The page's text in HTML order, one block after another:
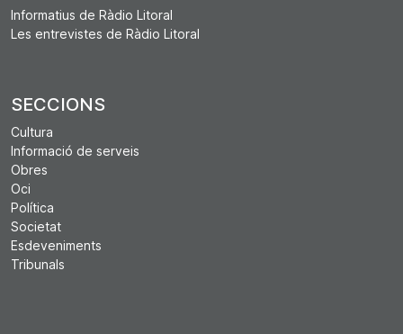
Informatius de Ràdio Litoral
Les entrevistes de Ràdio Litoral
SECCIONS
Cultura
Informació de serveis
Obres
Oci
Política
Societat
Esdeveniments
Tribunals